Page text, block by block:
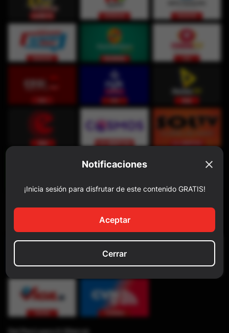
Notificaciones
¡Inicia sesión para disfrutar de este contenido GRATIS!
Aceptar
Cerrar